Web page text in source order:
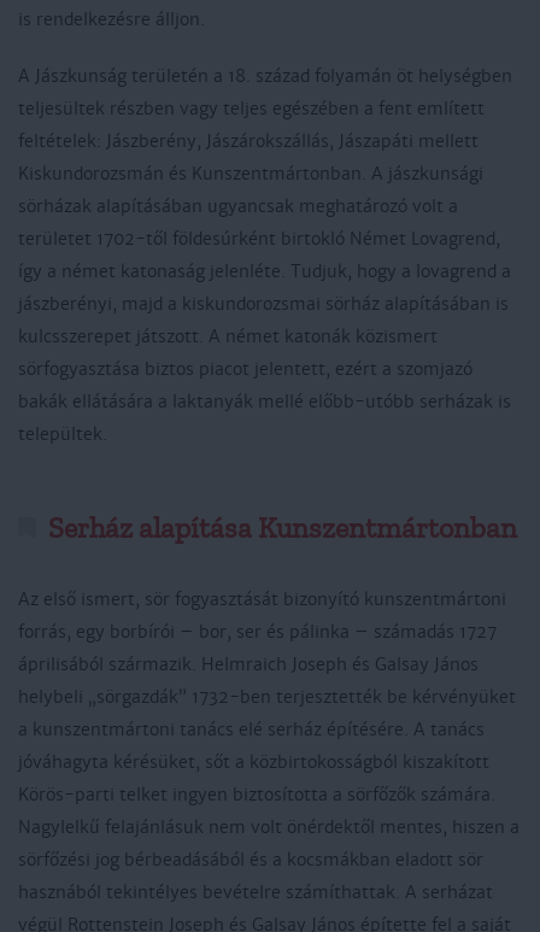
is rendelkezésre álljon.
A Jászkunság területén a 18. század folyamán öt helységben
teljesültek részben vagy teljes egészében a fent említett
feltételek: Jászberény, Jászárokszállás, Jászapáti mellett
Kiskundorozsmán és Kunszentmártonban. A jászkunsági
sörházak alapításában ugyancsak meghatározó volt a
területet 1702-től földes­úrként birtokló Német Lovagrend,
így a német katonaság jelenléte. Tudjuk, hogy a lovagrend a
jászberényi, majd a kiskundorozsmai sörház alapításában is
kulcsszerepet játszott. A német katonák közismert
sörfogyasztása biztos piacot jelentett, ezért a szomjazó
bakák ellátására a laktanyák mellé előbb-utóbb serházak is
települtek.
Serház alapítása Kunszentmártonban
Az első ismert, sör fogyasztását bizonyító kunszentmártoni
forrás, egy borbírói – bor, ser és pálinka – számadás 1727
áprilisából származik. Helmraich Joseph és Galsay János
helybeli „sörgazdák” 1732-ben terjesztették be kérvényüket
a kunszentmártoni tanács elé serház építésére. A tanács
jóváhagyta kérésüket, sőt a közbirtokosságból kiszakított
Körös-parti telket ingyen biztosította a sörfőzők számára.
Nagylelkű felajánlásuk nem volt önérdektől mentes, hiszen a
sörfőzési jog bérbeadásából és a kocsmákban eladott sör
hasznából tekintélyes bevételre számíthattak. A serházat
végül Rottenstein Joseph és Galsay János építette fel a saját